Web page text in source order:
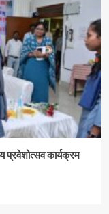
प्रवेशोत्सव कार्यक्रम